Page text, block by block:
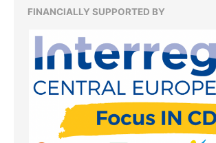
FINANCIALLY SUPPORTED BY